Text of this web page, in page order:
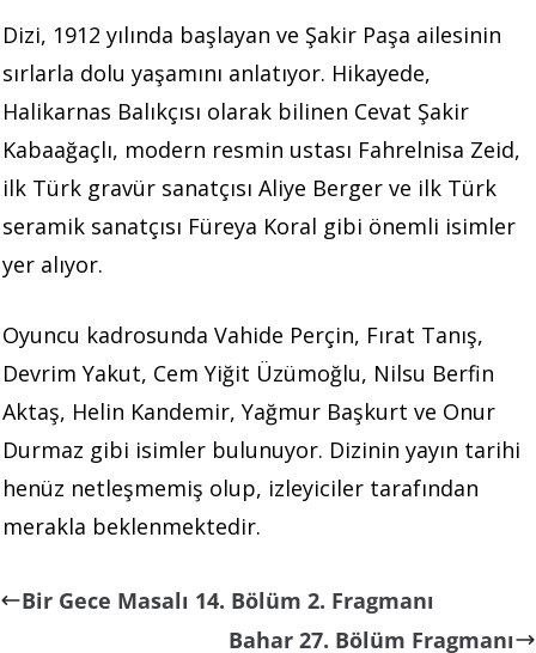
Dizi, 1912 yılında başlayan ve Şakir Paşa ailesinin
sırlarla dolu yaşamını anlatıyor. Hikayede,
Halikarnas Balıkçısı olarak bilinen Cevat Şakir
Kabaağaçlı, modern resmin ustası Fahrelnisa Zeid,
ilk Türk gravür sanatçısı Aliye Berger ve ilk Türk
seramik sanatçısı Füreya Koral gibi önemli isimler
yer alıyor.
Oyuncu kadrosunda Vahide Perçin, Fırat Tanış,
Devrim Yakut, Cem Yiğit Üzümoğlu, Nilsu Berfin
Aktaş, Helin Kandemir, Yağmur Başkurt ve Onur
Durmaz gibi isimler bulunuyor. Dizinin yayın tarihi
henüz netleşmemiş olup, izleyiciler tarafından
merakla beklenmektedir.
Bir Gece Masalı 14. Bölüm 2. Fragmanı
Bahar 27. Bölüm Fragmanı